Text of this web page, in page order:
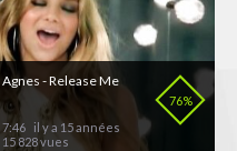
76%
Agnes - Release Me
7:46
il y a 15 années
15 828 vues